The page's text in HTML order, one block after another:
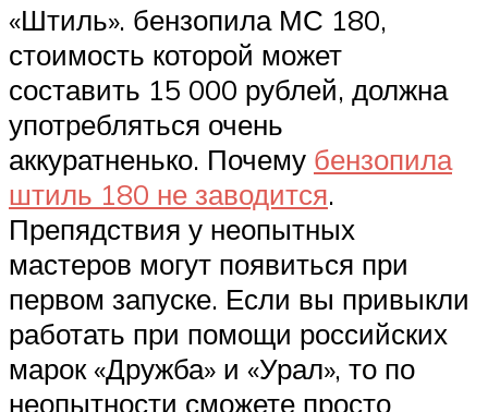
«Штиль». бензопила МС 180,
стоимость которой может
составить 15 000 рублей, должна
употребляться очень
аккуратненько. Почему бензопила
штиль 180 не заводится.
Препядствия у неопытных
мастеров могут появиться при
первом запуске. Если вы привыкли
работать при помощи российских
марок «Дружба» и «Урал», то по
неопытности сможете просто